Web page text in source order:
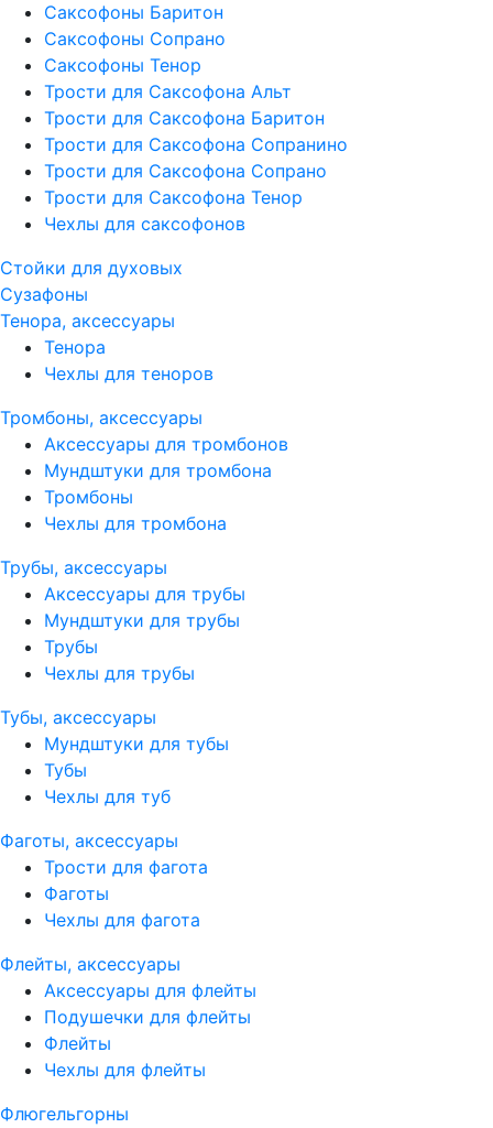
Саксофоны Баритон
Саксофоны Сопрано
Саксофоны Тенор
Трости для Саксофона Альт
Трости для Саксофона Баритон
Трости для Саксофона Сопранино
Трости для Саксофона Сопрано
Трости для Саксофона Тенор
Чехлы для саксофонов
Стойки для духовых
Сузафоны
Тенора, аксессуары
Тенора
Чехлы для теноров
Тромбоны, аксессуары
Аксессуары для тромбонов
Мундштуки для тромбона
Тромбоны
Чехлы для тромбона
Трубы, аксессуары
Аксессуары для трубы
Мундштуки для трубы
Трубы
Чехлы для трубы
Тубы, аксессуары
Мундштуки для тубы
Тубы
Чехлы для туб
Фаготы, аксессуары
Трости для фагота
Фаготы
Чехлы для фагота
Флейты, аксессуары
Аксессуары для флейты
Подушечки для флейты
Флейты
Чехлы для флейты
Флюгельгорны